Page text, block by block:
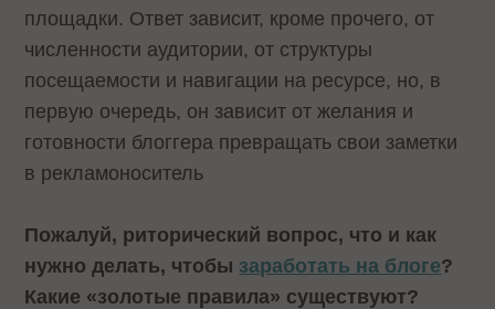
площадки. Ответ зависит, кроме прочего, от
численности аудитории, от структуры
посещаемости и навигации на ресурсе, но, в
первую очередь, он зависит от желания и
готовности блоггера превращать свои заметки
в рекламоноситель
Пожалуй, риторический вопрос, что и как
нужно делать, чтобы заработать на блоге?
Какие «золотые правила» существуют?